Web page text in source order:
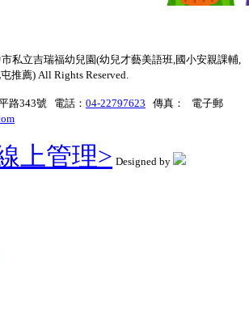
私立吉瑞福幼兒園(幼兒才藝美語班,國小安親課輔,
推薦) All Rights Reserved.
路343號 電話： 04-22797623 傳真： 電子郵
上管理> Designed by